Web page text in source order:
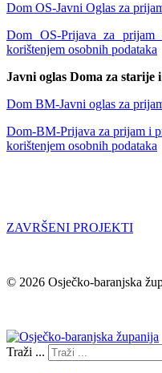
Dom OS-Javni Oglas za
Dom OS-Prijava za
korištenjem osobnih podataka
Javni oglas Doma za starije
Dom BM-Javni oglas za
Dom-BM-Prijava za prijam i
korištenjem osobnih podataka
ZAVRŠENI PROJEKTI
© 2026 Osječko-baranjska
Traži ...